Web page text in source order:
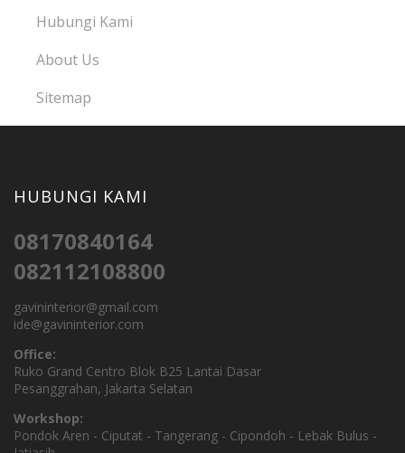
Hubungi Kami
About Us
Sitemap
HUBUNGI KAMI
08170840164
082112108800
gavininterior@gmail.com
ide@gavininterior.com
Office:
Ruko Grand Centro Blok B25 Lantai Dasar
Pesanggrahan, Jakarta Selatan
Workshop:
Pondok Aren - Ciputat - Tangerang - Cipondoh - Lebak Bulus -